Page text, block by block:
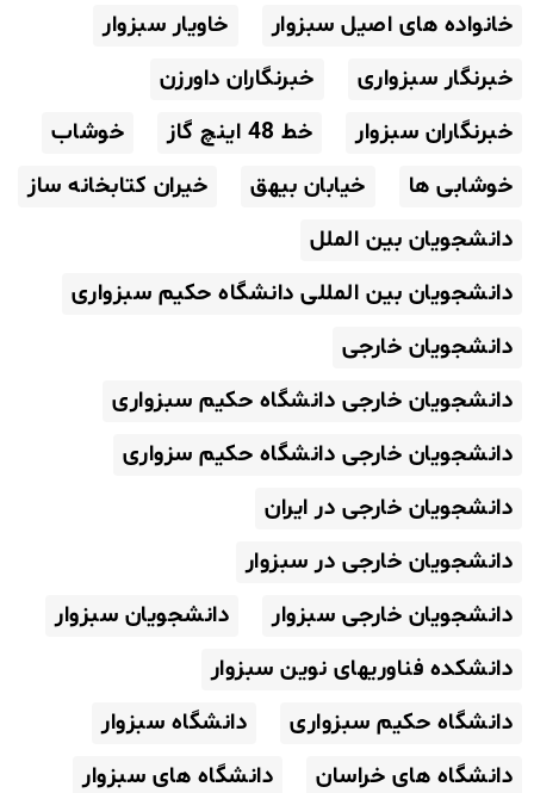
خانواده های اصیل سبزوار
خاویار سبزوار
خبرنگار سبزواری
خبرنگاران داورزن
خبرنگاران سبزوار
خط 48 اینچ گاز
خوشاب
خوشابی ها
خیابان بیهق
خیران کتابخانه ساز
دانشجویان بین الملل
دانشجویان بین المللی دانشگاه حکیم سبزواری
دانشجویان خارجی
دانشجویان خارجی دانشگاه حکیم سبزواری
دانشجویان خارجی دانشگاه حکیم سزواری
دانشجویان خارجی در ایران
دانشجویان خارجی در سبزوار
دانشجویان خارجی سبزوار
دانشجویان سبزوار
دانشکده فناوریهای نوین سبزوار
دانشگاه حکیم سبزواری
دانشگاه سبزوار
دانشگاه های خراسان
دانشگاه های سبزوار